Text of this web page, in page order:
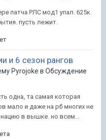
патча РЛС мод1 упал. 625к.
пусть лежит.
и 6 сезон рангов
Pyrojoke в Обсуждение
одна, та самая которая
мало и даже на рб многих не
в вышке. но всем...